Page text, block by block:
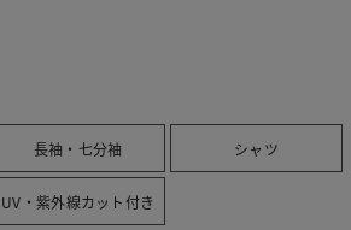
長袖・七分袖 シャツ
UV・紫外線カット付き